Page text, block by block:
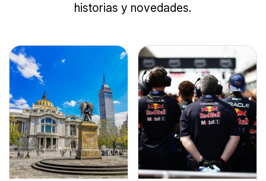
historias y novedades.